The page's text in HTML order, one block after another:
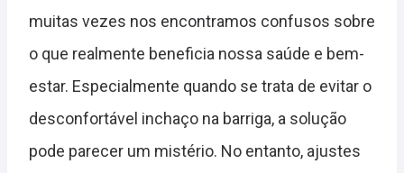
muitas vezes nos encontramos confusos sobre
o que realmente beneficia nossa saúde e bem-
estar. Especialmente quando se trata de evitar o
desconfortável inchaço na barriga, a solução
pode parecer um mistério. No entanto, ajustes